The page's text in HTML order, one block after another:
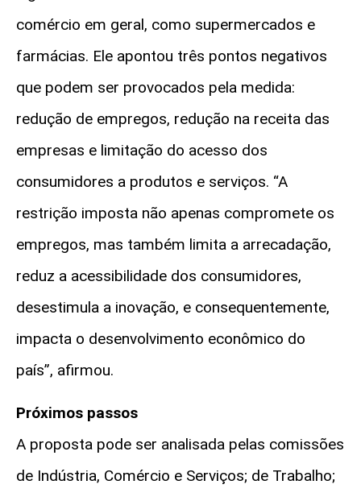
comércio em geral, como supermercados e
farmácias. Ele apontou três pontos negativos
que podem ser provocados pela medida:
redução de empregos, redução na receita das
empresas e limitação do acesso dos
consumidores a produtos e serviços. “A
restrição imposta não apenas compromete os
empregos, mas também limita a arrecadação,
reduz a acessibilidade dos consumidores,
desestimula a inovação, e consequentemente,
impacta o desenvolvimento econômico do
país”, afirmou.
Próximos passos
A proposta pode ser analisada pelas comissões
de Indústria, Comércio e Serviços; de Trabalho;